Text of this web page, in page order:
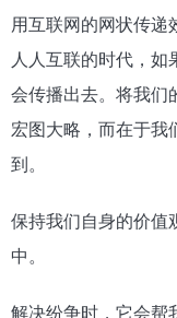
用互联网的网状传递
人人互联的时代，
会传播出去。将我们
宏图大略，而在于我
到。
保持我们自身的价值
中。
解决纷争时，它会帮